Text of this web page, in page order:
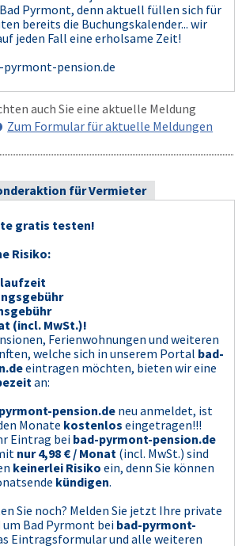
Pyrmont, denn aktuell füllen sich für
bereits die Buchungskalender... wir
jeden Fall eine erholsame Zeit!
pyrmont-pension.de
auch Sie eine aktuelle Meldung
Zum Formular für aktuelle Meldungen
für Vermieter
gratis testen!
Risiko:
(incl. MwSt.)!
Ferienwohnungen und weiteren
welche sich in unserem Portal bad-
eintragen möchten, bieten wir eine
an:
pension.de neu anmeldet, ist
Monate kostenlos eingetragen!!!
Eintrag bei bad-pyrmont-pension.de
nur 4,98 € / Monat (incl. MwSt.) sind
keinerlei Risiko ein, denn Sie können
kündigen.
Sie noch? Melden Sie jetzt Ihre private
Bad Pyrmont bei bad-pyrmont-
Eintragsformular und alle weiteren